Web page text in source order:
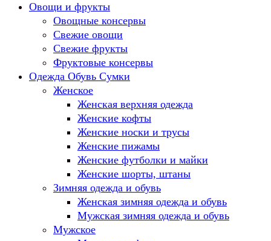
Овощи и фрукты
Овощные консервы
Свежие овощи
Свежие фрукты
Фруктовые консервы
Одежда Обувь Сумки
Женское
Женская верхняя одежда
Женские кофты
Женские носки и трусы
Женские пижамы
Женские футболки и майки
Женские шорты, штаны
Зимняя одежда и обувь
Женская зимняя одежда и обувь
Мужская зимняя одежда и обувь
Мужское